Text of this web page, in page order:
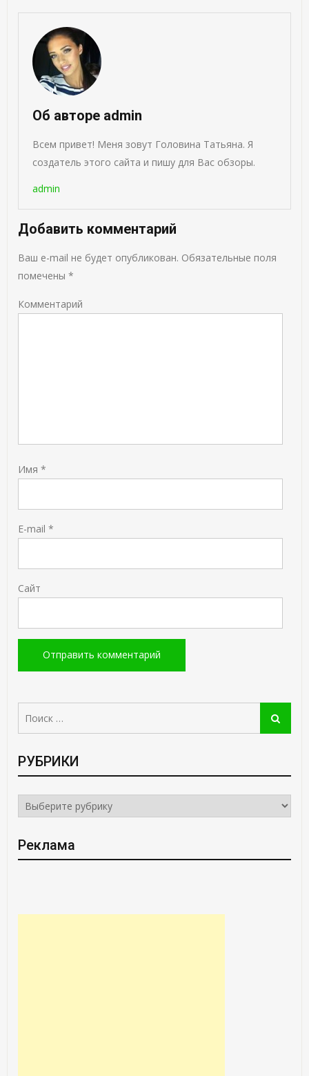
Об авторе admin
Всем привет! Меня зовут Головина Татьяна. Я
создатель этого сайта и пишу для Вас обзоры.
admin
Добавить комментарий
Ваш e-mail не будет опубликован. Обязательные поля
помечены*
Комментарий
Имя*
E-mail*
Сайт
Поиск
РУБРИКИ
РУБРИКИ
Реклама